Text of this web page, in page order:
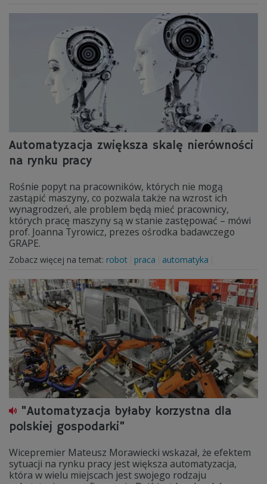
Automatyzacja zwiększa skalę nierówności
na rynku pracy
Rośnie popyt na pracowników, których nie mogą
zastąpić maszyny, co pozwala także na wzrost ich
wynagrodzeń, ale problem będą mieć pracownicy,
których pracę maszyny są w stanie zastępować – mówi
prof. Joanna Tyrowicz, prezes ośrodka badawczego
GRAPE.
Zobacz więcej na temat: robot praca automatyka
"Automatyzacja byłaby korzystna dla
polskiej gospodarki"
Wicepremier Mateusz Morawiecki wskazał, że efektem
sytuacji na rynku pracy jest większa automatyzacja,
która w wielu miejscach jest swojego rodzaju